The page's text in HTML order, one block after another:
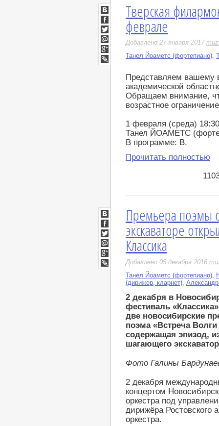
Тверская
феврале
Добавлено 27 января 2017
Танел Йоаметс (фортепиано),
Представляем вашему
академической
Обращаем внимание,
возрастное
1 февраля (среда)
Танел ЙОАМЕТС
В программе: В.
Прочитать полностью
ВКонтакте
Facebook
Twitter
Мой
Мир
Google+
LiveJournal
Премьера поэмы
экскаваторе
Классика
Добавлено 05 декабря 2016
Танел Йоаметс (фортепиано)
(дирижер, кларнет)
2 декабря в
фестиваль
две новосибирские
поэма «Встреча
содержащая эпизод,
шагающего
Фото Галины
2 декабря
концертом
оркестра под
дирижёра Ростовского
оркестра.
ВКонтакте
Facebook
Twitter
Мой
Мир
Google+
LiveJournal